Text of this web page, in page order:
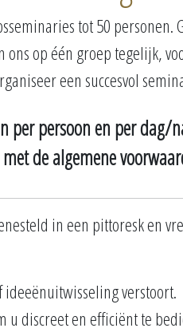
tot 50
op één groep tegelijk,
een succesvol
per persoon en per dag/
de algemene
in een pittoresk en
ideeënuitwisseling verstoort.
discreet en efficiënt te